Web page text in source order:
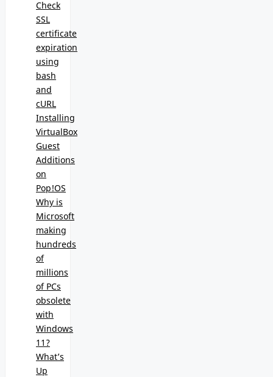
Check
SSL
certificate
expiration
using
bash
and
cURL
Installing
VirtualBox
Guest
Additions
on
Pop!OS
Why is
Microsoft
making
hundreds
of
millions
of PCs
obsolete
with
Windows
11?
What’s
Up